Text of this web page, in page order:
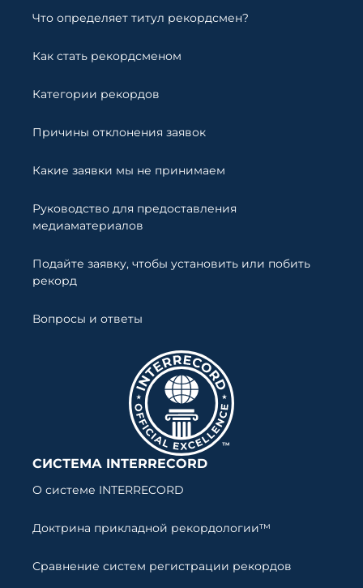
Что определяет титул рекордсмен?
Как стать рекордсменом
Категории рекордов
Причины отклонения заявок
Какие заявки мы не принимаем
Руководство для предоставления
медиаматериалов
Подайте заявку, чтобы установить или побить
рекорд
Вопросы и ответы
СИСТЕМА INTERRECORD
О системе INTERRECORD
Доктрина прикладной рекордологии™
Сравнение систем регистрации рекордов